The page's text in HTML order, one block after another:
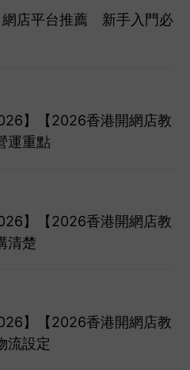
店平台推薦 新手入門必
】【2026香港開網店教
運重點
】【2026香港開網店教
清楚
】【2026香港開網店教
流設定